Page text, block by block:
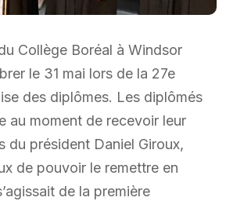
Collège Boréal à Windsor
le 31 mai lors de la 27e
des diplômes. Les diplômés
au moment de recevoir leur
du président Daniel Giroux,
de pouvoir le remettre en
de la première